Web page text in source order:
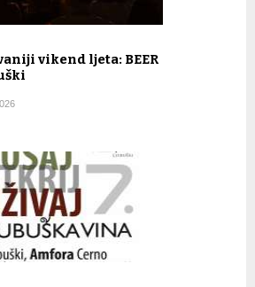
vikend ljeta: BEER